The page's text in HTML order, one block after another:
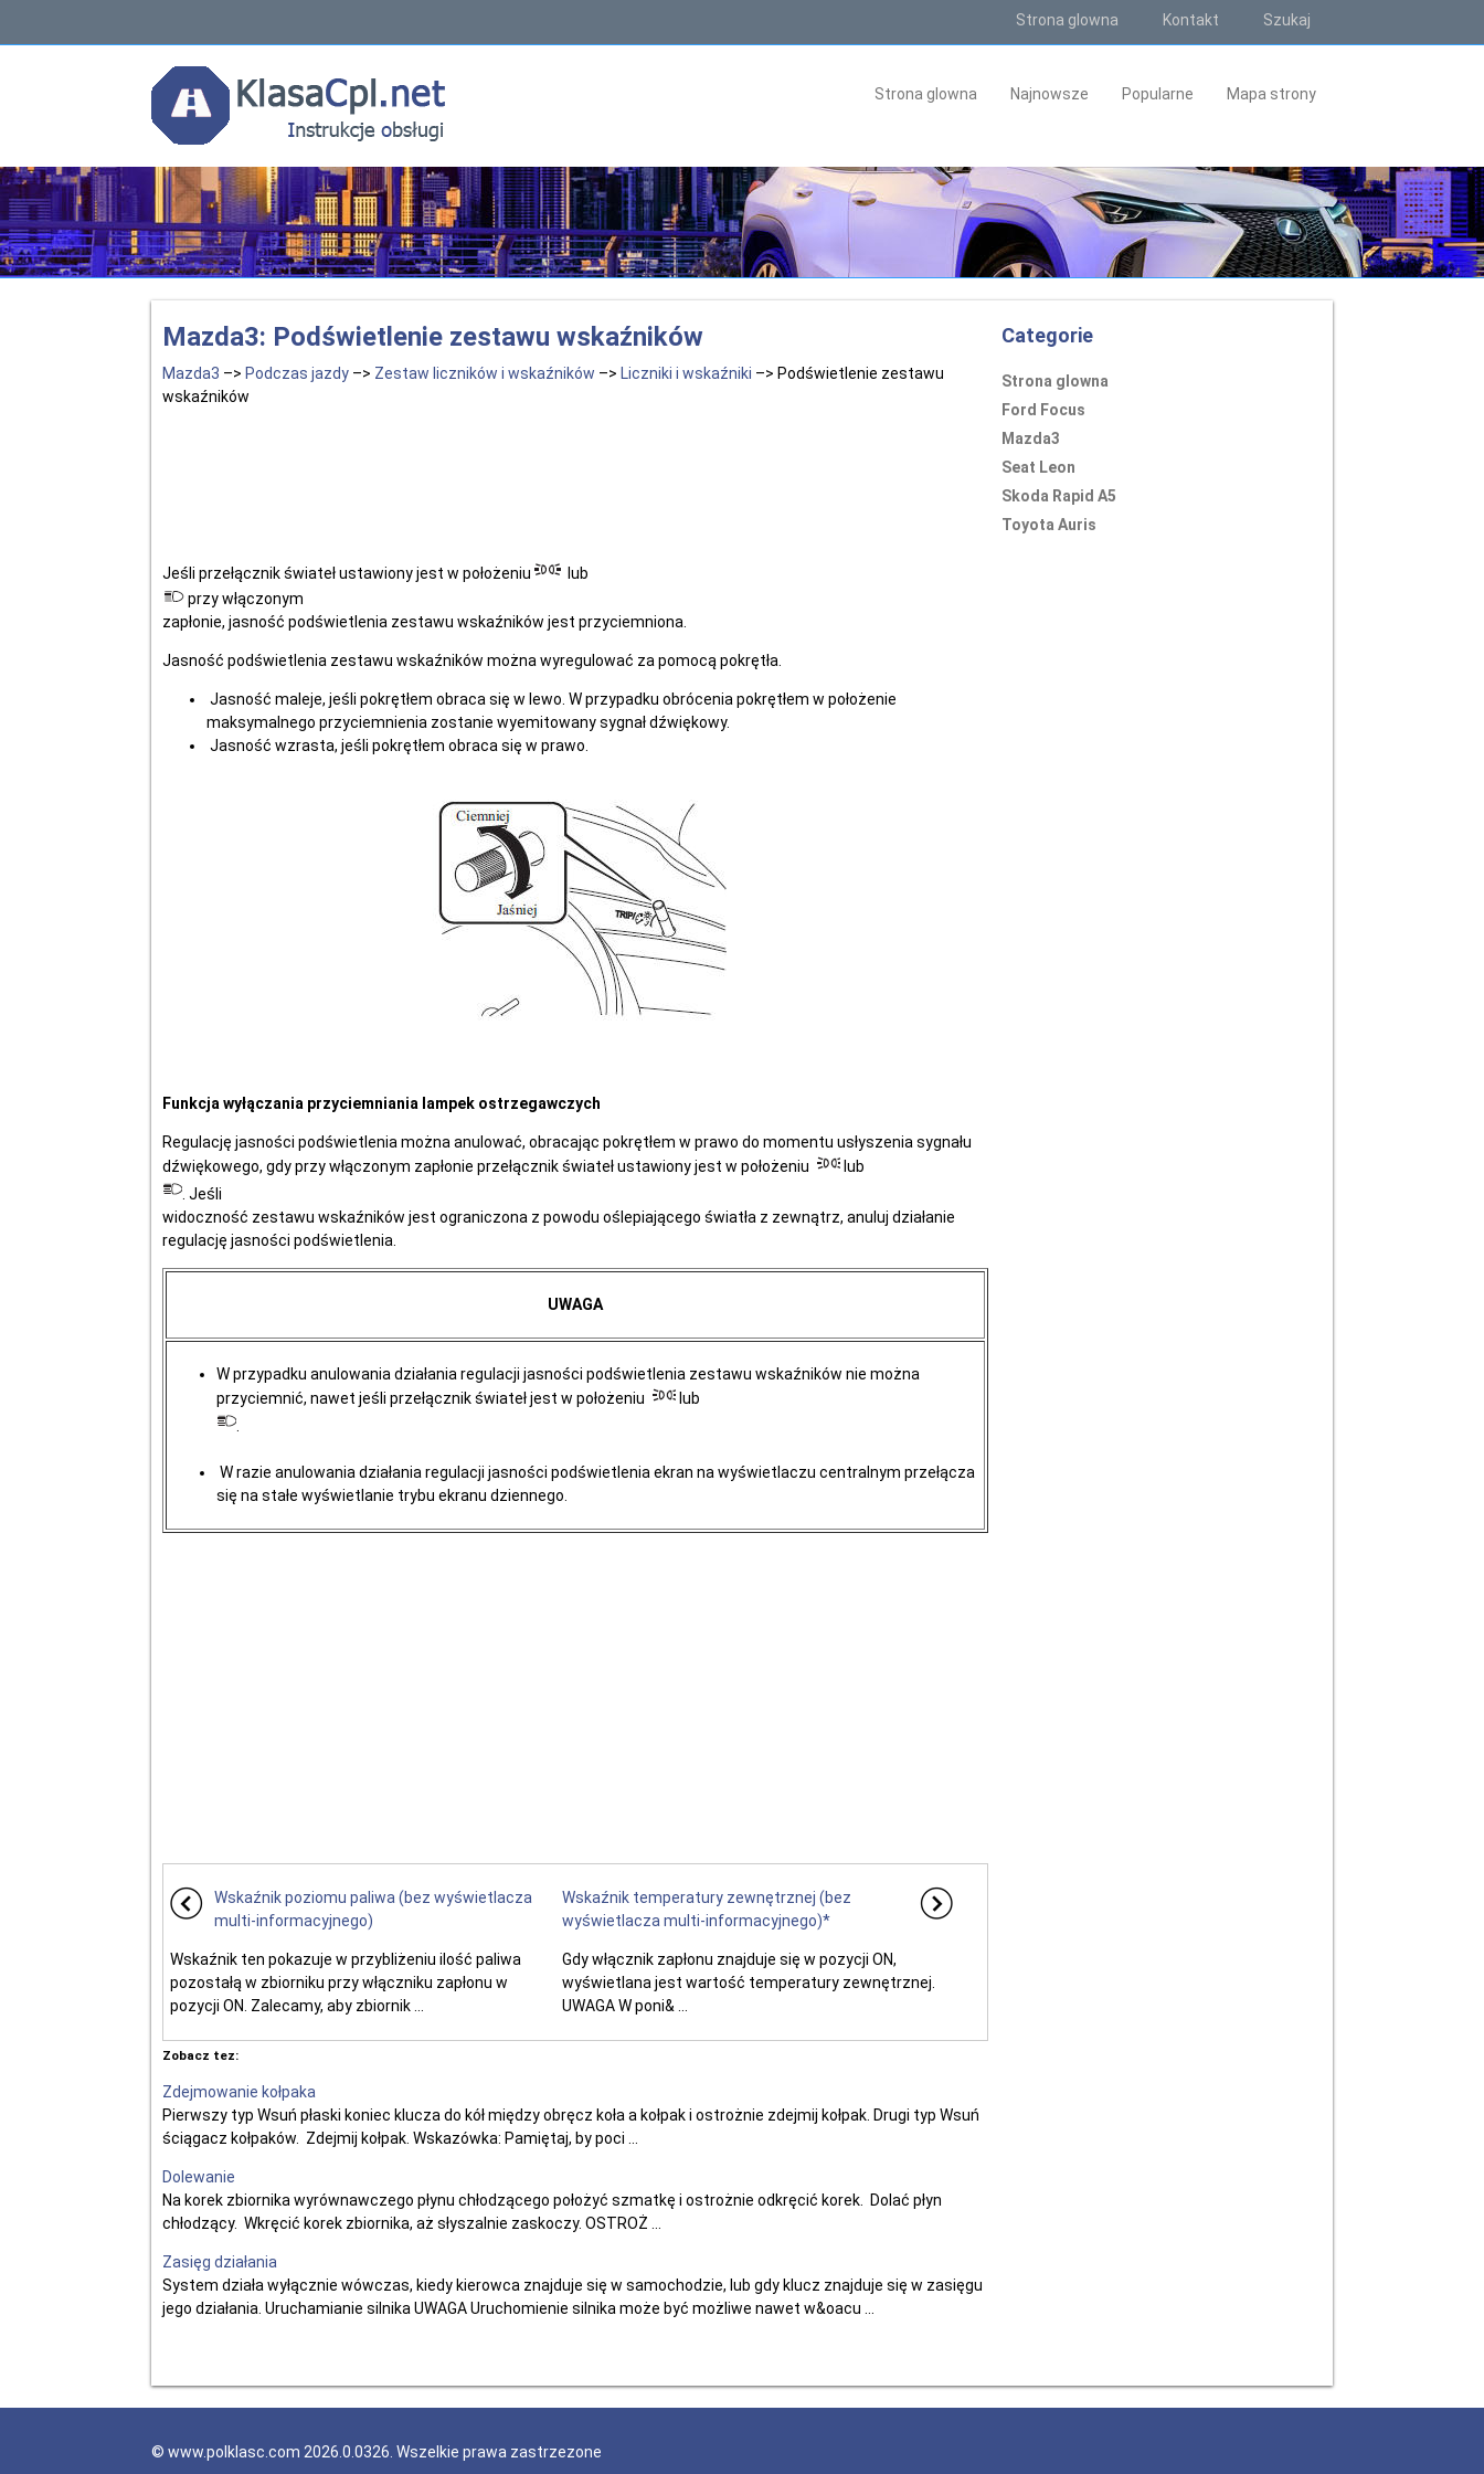
Strona glowna Kontakt Szukaj
Strona glowna Najnowsze Popularne Mapa strony
Mazda3: Podświetlenie zestawu wskaźników
Mazda3 –> Podczas jazdy –> Zestaw liczników i wskaźników –> Liczniki i wskaźniki –> Podświetlenie zestawu
wskaźników
Jeśli przełącznik świateł ustawiony jest w położeniu
lub
przy włączonym
zapłonie, jasność podświetlenia zestawu wskaźników jest przyciemniona.
Jasność podświetlenia zestawu wskaźników można wyregulować za pomocą pokrętła.
Jasność maleje, jeśli pokrętłem obraca się w lewo. W przypadku obrócenia pokrętłem w położenie
maksymalnego przyciemnienia zostanie wyemitowany sygnał dźwiękowy.
Jasność wzrasta, jeśli pokrętłem obraca się w prawo.
Funkcja wyłączania przyciemniania lampek ostrzegawczych
Regulację jasności podświetlenia można anulować, obracając pokrętłem w prawo do momentu usłyszenia sygnału
dźwiękowego, gdy przy włączonym zapłonie przełącznik świateł ustawiony jest w położeniu
lub
. Jeśli
widoczność zestawu wskaźników jest ograniczona z powodu oślepiającego światła z zewnątrz, anuluj działanie
regulację jasności podświetlenia.
UWAGA
W przypadku anulowania działania regulacji jasności podświetlenia zestawu wskaźników nie można
przyciemnić, nawet jeśli przełącznik świateł jest w położeniu
lub
W razie anulowania działania regulacji jasności podświetlenia ekran na wyświetlaczu centralnym przełącza
się na stałe wyświetlanie trybu ekranu dziennego.
Wskaźnik poziomu paliwa (bez wyświetlacza
multi-informacyjnego)
Wskaźnik ten pokazuje w przybliżeniu ilość paliwa
pozostałą w zbiorniku przy włączniku zapłonu w
pozycji ON. Zalecamy, aby zbiornik ...
Wskaźnik temperatury zewnętrznej (bez
wyświetlacza multi-informacyjnego)*
Gdy włącznik zapłonu znajduje się w pozycji ON,
wyświetlana jest wartość temperatury zewnętrznej.
UWAGA W poni& ...
Zobacz tez:
Zdejmowanie kołpaka
Pierwszy typ Wsuń płaski koniec klucza do kół między obręcz koła a kołpak i ostrożnie zdejmij kołpak. Drugi typ Wsuń
ściągacz kołpaków. Zdejmij kołpak. Wskazówka: Pamiętaj, by poci ...
Dolewanie
Na korek zbiornika wyrównawczego płynu chłodzącego położyć szmatkę i ostrożnie odkręcić korek. Dolać płyn
chłodzący. Wkręcić korek zbiornika, aż słyszalnie zaskoczy. OSTROŻ ...
Zasięg działania
System działa wyłącznie wówczas, kiedy kierowca znajduje się w samochodzie, lub gdy klucz znajduje się w zasięgu
jego działania. Uruchamianie silnika UWAGA Uruchomienie silnika może być możliwe nawet w&oacu ...
Categorie
Strona glowna
Ford Focus
Mazda3
Seat Leon
Skoda Rapid A5
Toyota Auris
© www.polklasc.com 2026.0.0326. Wszelkie prawa zastrzezone